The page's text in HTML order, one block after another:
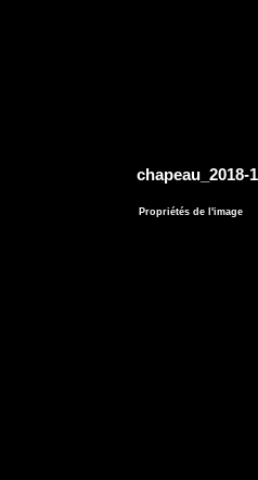
chapeau_2018-
Propriétés de l'image